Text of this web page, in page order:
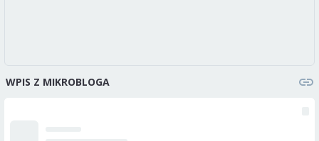
WPIS Z MIKROBLOGA